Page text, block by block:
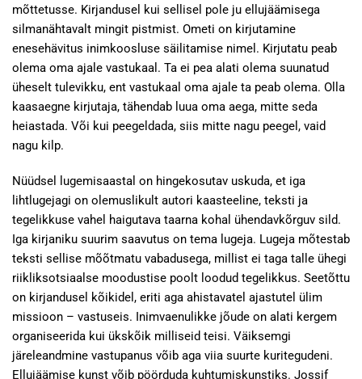
mõttetusse. Kirjandusel kui sellisel pole ju ellujäämisega
silmanähtavalt mingit pistmist. Ometi on kirjutamine
enesehävitus inimkoosluse säilitamise nimel. Kirjutatu peab
olema oma ajale vastukaal. Ta ei pea alati olema suunatud
üheselt tulevikku, ent vastukaal oma ajale ta peab olema. Olla
kaasaegne kirjutaja, tähendab luua oma aega, mitte seda
heiastada. Või kui peegeldada, siis mitte nagu peegel, vaid
nagu kilp.
Nüüdsel lugemisaastal on hingekosutav uskuda, et iga
lihtlugejagi on olemuslikult autori kaasteeline, teksti ja
tegelikkuse vahel haigutava taarna kohal ühendavkõrguv sild.
Iga kirjaniku suurim saavutus on tema lugeja. Lugeja mõtestab
teksti sellise mõõtmatu vabadusega, millist ei taga talle ühegi
riikliksotsiaalse moodustise poolt loodud tegelikkus. Seetõttu
on kirjandusel kõikidel, eriti aga ahistavatel ajastutel ülim
missioon – vastuseis. Inimvaenulikke jõude on alati kergem
organiseerida kui ükskõik milliseid teisi. Väiksemgi
järeleandmine vastupanus võib aga viia suurte kuritegudeni.
Ellujäämise kunst võib pöörduda kuhtumiskunstiks. Jossif